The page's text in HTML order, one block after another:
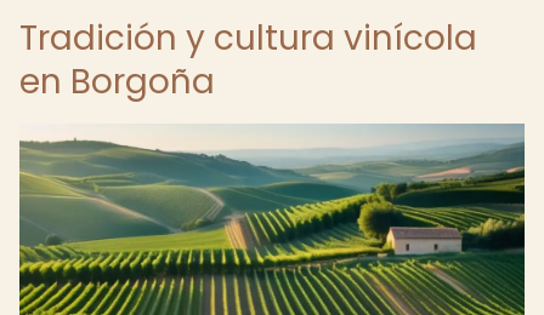
Tradición y cultura vinícola
en Borgoña